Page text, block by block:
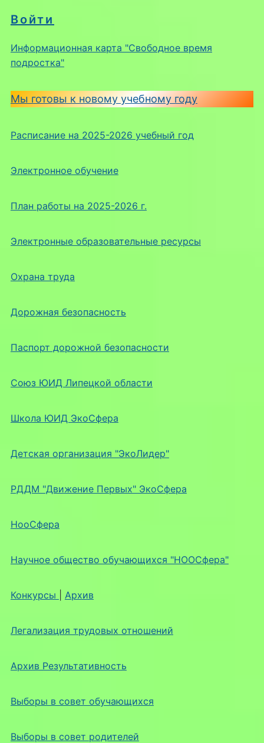
Войти
Информационная карта "Свободное время
подростка"
Мы готовы к новому учебному году
Расписание на 2025-2026 учебный год
Электронное обучение
План работы на 2025-2026 г.
Электронные образовательные ресурсы
Охрана труда
Дорожная безопасность
Паспорт дорожной безопасности
Союз ЮИД Липецкой области
Школа ЮИД ЭкоСфера
Детская организация "ЭкоЛидер"
РДДМ "Движение Первых" ЭкоСфера
НооСфера
Научное общество обучающихся "НООСфера"
Конкурсы Архив
Легализация трудовых отношений
Архив Результативность
Выборы в совет обучающихся
Выборы в совет родителей